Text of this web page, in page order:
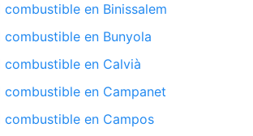
combustible en Binissalem
combustible en Bunyola
combustible en Calvià
combustible en Campanet
combustible en Campos